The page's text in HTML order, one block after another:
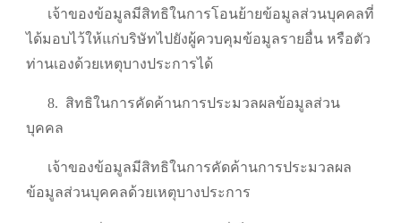
เจ้าของข้อมูลมีสิทธิในการโอนย้ายข้อมูลส่วนบุคคลที่
ได้มอบไว้ให้แก่บริษัทไปยังผู้ควบคุมข้อมูลรายอื่น หรือตัว
ท่านเองด้วยเหตุบางประการได้
8. สิทธิในการคัดค้านการประมวลผลข้อมูลส่วน
บุคคล
เจ้าของข้อมูลมีสิทธิในการคัดค้านการประมวลผล
ข้อมูลส่วนบุคคลด้วยเหตุบางประการ